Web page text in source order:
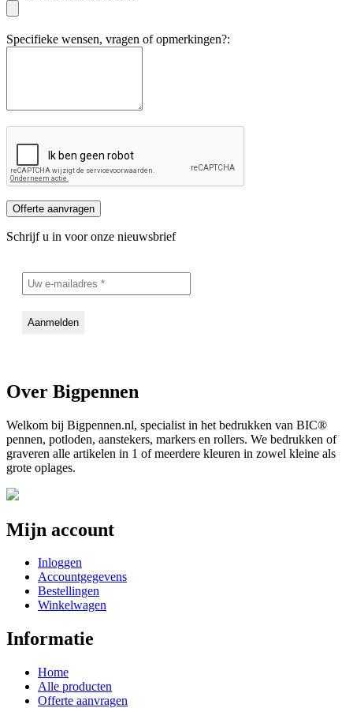
Specifieke wensen, vragen of opmerkingen?:
Offerte aanvragen
Schrijf u in voor onze nieuwsbrief
Over Bigpennen
Welkom bij Bigpennen.nl, specialist in het bedrukken van BIC®
pennen, potloden, aanstekers, markers en rollers. We bedrukken of
graveren alle artikelen in 1 of meerdere kleuren in zowel kleine als
grote oplages.
Mijn account
Inloggen
Accountgegevens
Bestellingen
Winkelwagen
Informatie
Home
Alle producten
Offerte aanvragen